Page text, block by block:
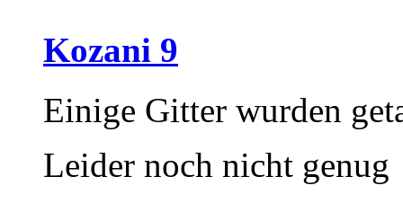
Kozani 9
Einige Gitter wurden
Leider noch nicht genug